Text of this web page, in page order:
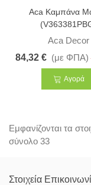
-15%Aca Καμπάνα
Aca Decor
84,32 € (με ΦΠΑ)
Αγορά
Εμφανίζονται τα
σύνολο 33
Στοιχεία